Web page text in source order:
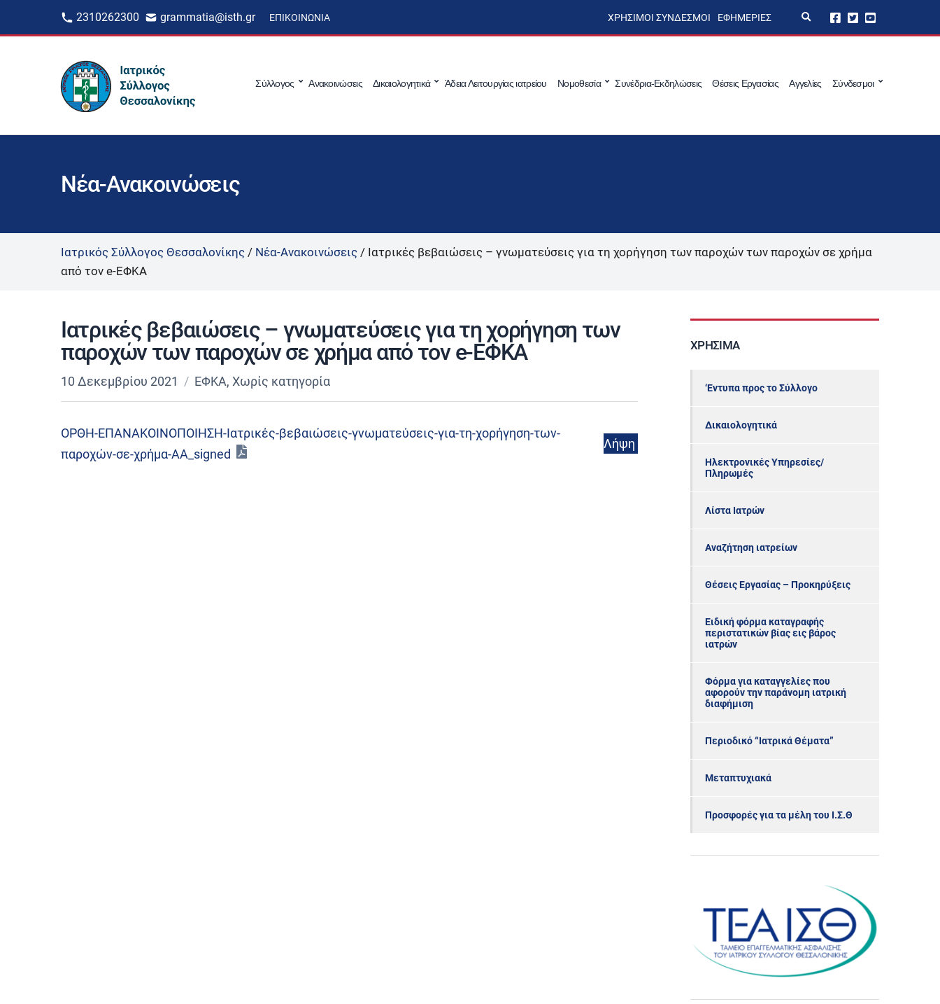
2310262300 grammatia@isth.gr ΕΠΙΚΟΙΝΩΝΊΑ ΧΡΉΣΙΜΟΙ ΣΎΝΔΕΣΜΟΙ ΕΦΗΜΕΡΊΕΣ
p
s
e
Σύλλογος Ανακοινώσεις Δικαιολογητικά Άδεια Λειτουργίας ιατρείου Νομοθεσία Συνέδρια-Εκδηλώσεις Θέσεις Εργασίας Αγγελίες Σύνδεσμοι
Νέα-Ανακοινώσεις
Ιατρικός Σύλλογος Θεσσαλονίκης / Νέα-Ανακοινώσεις / Ιατρικές βεβαιώσεις – γνωματεύσεις για τη χορήγηση των παροχών των παροχών σε χρήμα
από τον e-ΕΦΚΑ
Ιατρικές βεβαιώσεις – γνωματεύσεις για τη χορήγηση των
παροχών των παροχών σε χρήμα από τον e-ΕΦΚΑ
10 Δεκεμβρίου 2021 ΕΦΚΑ, Χωρίς κατηγορία
ΟΡΘΗ-ΕΠΑΝΑΚΟΙΝΟΠΟΙΗΣΗ-Ιατρικές-βεβαιώσεις-γνωματεύσεις-για-τη-χορήγηση-των-
παροχών-σε-χρήμα-ΑΑ_signed
Λήψη
ΧΡΉΣΙΜΑ
‘Εντυπα προς το Σύλλογο
Δικαιολογητικά
Ηλεκτρονικές Υπηρεσίες/
Πληρωμές
Λίστα Ιατρών
Αναζήτηση ιατρείων
Θέσεις Εργασίας – Προκηρύξεις
Ειδική φόρμα καταγραφής
περιστατικών βίας εις βάρος
ιατρών
Φόρμα για καταγγελίες που
αφορούν την παράνομη ιατρική
διαφήμιση
Περιοδικό “Ιατρικά Θέματα”
Μεταπτυχιακά
Προσφορές για τα μέλη του Ι.Σ.Θ